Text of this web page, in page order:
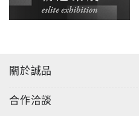
關於誠品
合作洽談